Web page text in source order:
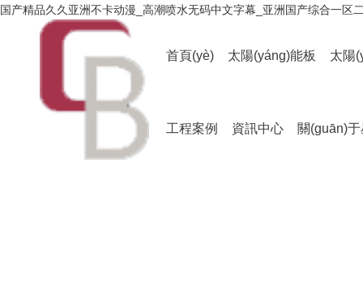
国产精品久久亚洲不卡动漫_高潮喷水无码中文字幕_亚洲国产综合一区
首頁(yè) 太陽(yáng)能板 太陽
工程案例 資訊中心 關(guān)